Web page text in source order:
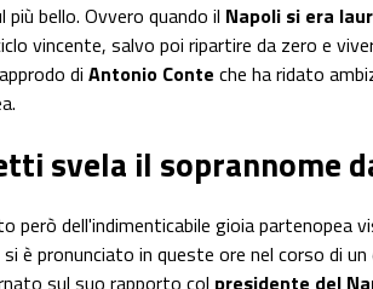
più bello. Ovvero quando il Napoli si era
vincente, salvo poi ripartire da zero e
di Antonio Conte che ha ridato
svela il soprannome
però dell'indimenticabile gioia partenopea
si è pronunciato in queste ore nel corso di
sul suo rapporto col presidente del